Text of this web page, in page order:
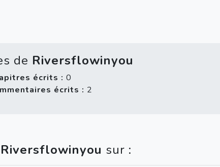
de Riversflowinyou
écrits : 0
écrits : 2
Riversflowinyou sur :